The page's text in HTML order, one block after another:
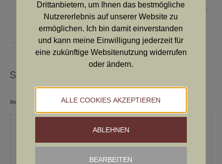
Nächstes
Bringtreueprüfung, 22.03.2025, Gabersdorf/
Stmk.
Schreibe einen Kommentar
Ihre E-Mail-Adresse wird nicht veröffentlicht. Pflichtfelder sind mit
Kommentar
Drittanbietern, um Ihnen das bestmögliche
Nutzererlebnis auf unserer Website zu
ermöglichen. Ich bin damit einverstanden
und kann meine Einwilligung jederzeit für
eine zukünftige Websitenutzung widerrufen
oder ändern.
ALLE COOKIES AKZEPTIEREN
ABLEHNEN
BEARBEITEN